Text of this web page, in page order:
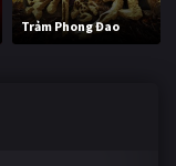
Trảm Phong Đao